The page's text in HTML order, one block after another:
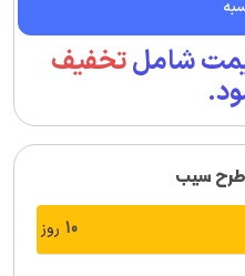
شاملتخفیف
طرح سیب
10 روز